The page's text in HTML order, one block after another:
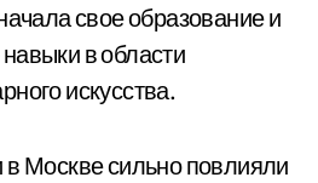
свое образование и
в области
искусства.
в Москве сильно повлияли